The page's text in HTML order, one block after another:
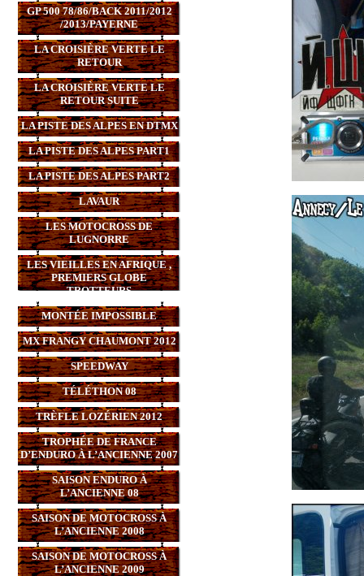
GP 500 78/86/BACK 2011/2012
/2013/PAYERNE
LA CROISIÈRE VERTE LE
RETOUR
LA CROISIÈRE VERTE LE
RETOUR SUITE
LA PISTE DES ALPES EN DTMX
LA PISTE DES ALPES PART1
LA PISTE DES ALPES PART2
LAVAUR
LES MOTOCROSS DE
LUGNORRE
LES VIEILLES EN AFRIQUE ,
PREMIERS GLOBE
TROTTEURS
MONTÉE IMPOSSIBLE
MX FRANGY CHAUMONT 2012
SPEEDWAY
TÉLÉTHON 08
TRÈFLE LOZÉRIEN 2012
TROPHÉE DE FRANCE
D’ENDURO À L’ANCIENNE 2007
SAISON ENDURO À
L’ANCIENNE 08
SAISON DE MOTOCROSS À
L’ANCIENNE 2008
SAISON DE MOTOCROSS À
L’ANCIENNE 2009